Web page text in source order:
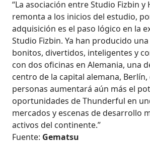
“La asociación entre Studio Fizbin y
remonta a los inicios del estudio,
adquisición es el paso lógico en la
Studio Fizbin. Ya han producido
bonitos, divertidos, inteligentes y
con dos oficinas en Alemania, una
centro de la capital alemana,
personas aumentará aún más el
oportunidades de Thunderful en
mercados y escenas de desarrollo
activos del continente.”
Fuente: Gematsu